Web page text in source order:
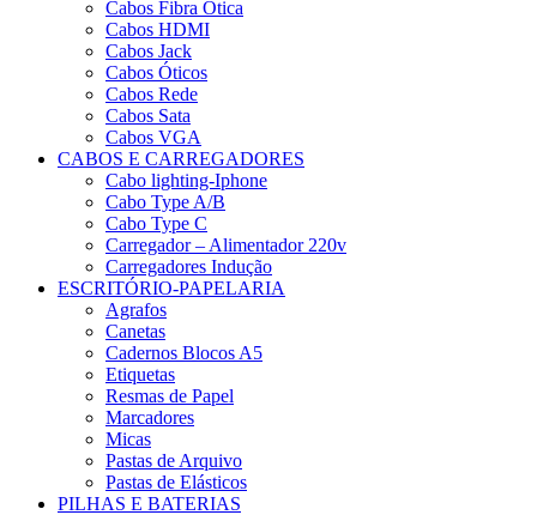
Cabos Fibra Ótica
Cabos HDMI
Cabos Jack
Cabos Óticos
Cabos Rede
Cabos Sata
Cabos VGA
CABOS E CARREGADORES
Cabo lighting-Iphone
Cabo Type A/B
Cabo Type C
Carregador – Alimentador 220v
Carregadores Indução
ESCRITÓRIO-PAPELARIA
Agrafos
Canetas
Cadernos Blocos A5
Etiquetas
Resmas de Papel
Marcadores
Micas
Pastas de Arquivo
Pastas de Elásticos
PILHAS E BATERIAS